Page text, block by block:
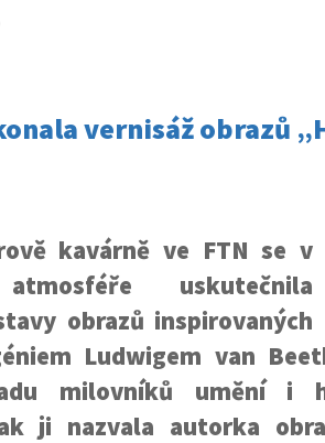
vernisáž obrazů
kavárně ve FTN se v
uskutečnila
obrazů inspirovaných
Ludwigem van
milovníků umění i
ji nazvala autorka